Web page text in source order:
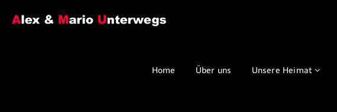
Home Über uns Unsere Heimat